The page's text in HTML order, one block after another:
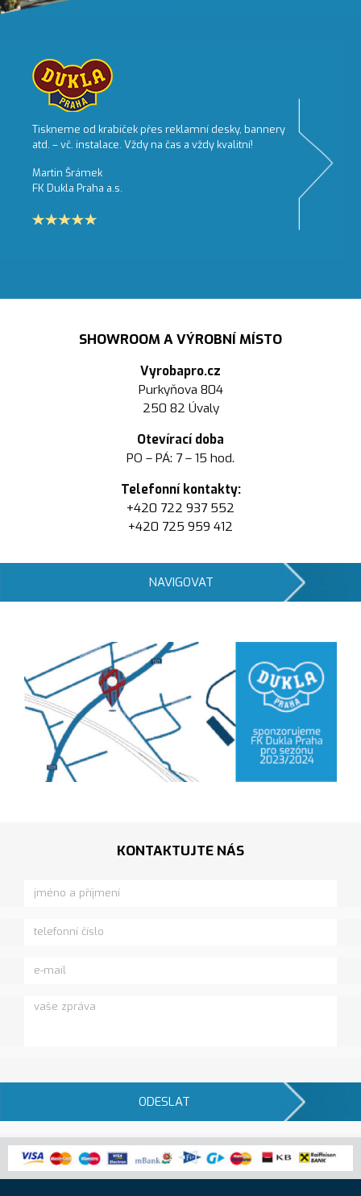
Tiskneme od krabiček přes reklamní desky, bannery
atd. – vč. instalace. Vždy na čas a vždy kvalitní!
Martin Šrámek
FK Dukla Praha a.s.
SHOWROOM A VÝROBNÍ MÍSTO
Vyrobapro.cz
Purkyňova 804
250 82 Úvaly
Otevírací doba
PO – PÁ: 7 – 15 hod.
Telefonní kontakty:
+420 722 937 552
+420 725 959 412
NAVIGOVAT
KONTAKTUJTE NÁS
ODESLAT